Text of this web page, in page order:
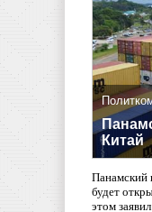
Китай
Панамский
будет
этом